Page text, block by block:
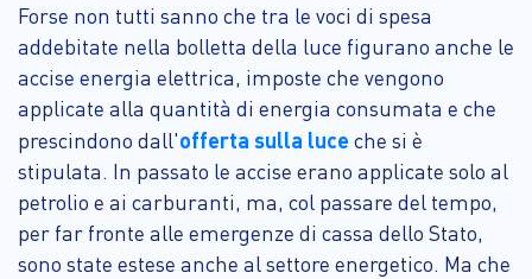
Forse non tutti sanno che tra le voci di spesa
addebitate nella bolletta della luce figurano anche le
accise energia elettrica, imposte che vengono
applicate alla quantità di energia consumata e che
prescindono dall'offerta sulla luce che si è
stipulata. In passato le accise erano applicate solo al
petrolio e ai carburanti, ma, col passare del tempo,
per far fronte alle emergenze di cassa dello Stato,
sono state estese anche al settore energetico. Ma che